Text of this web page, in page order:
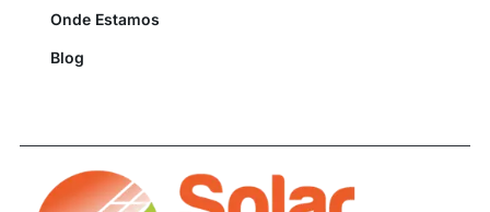
Onde Estamos
Blog